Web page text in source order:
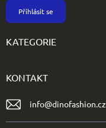
Přihlásit se
KATEGORIE
KONTAKT
info@dinofashion.cz